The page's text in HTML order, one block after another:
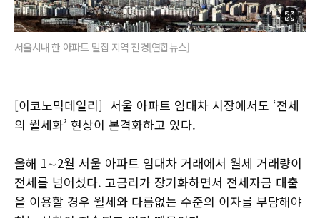
서울시내 한 아파트 밀집 지역 전경[연합뉴스]
[이코노믹데일리] 서울 아파트 임대차 시장에서도 ‘전세
의 월세화’ 현상이 본격화하고 있다.
올해 1∼2월 서울 아파트 임대차 거래에서 월세 거래량이
전세를 넘어섰다. 고금리가 장기화하면서 전세자금 대출
을 이용할 경우 월세와 다름없는 수준의 이자를 부담해야